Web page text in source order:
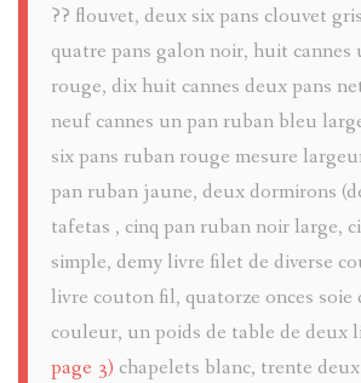
?? flouvet, deux six pans clouvet
quatre pans galon noir, huit cannes
rouge, dix huit cannes deux pans
neuf cannes un pan ruban bleu
six pans ruban rouge mesure
pan ruban jaune, deux dormirons
tafetas , cinq pan ruban noir large,
simple, demy livre filet de diverse
livre couton fil, quatorze onces soie
couleur, un poids de table de deux
page 3) chapelets blanc, trente